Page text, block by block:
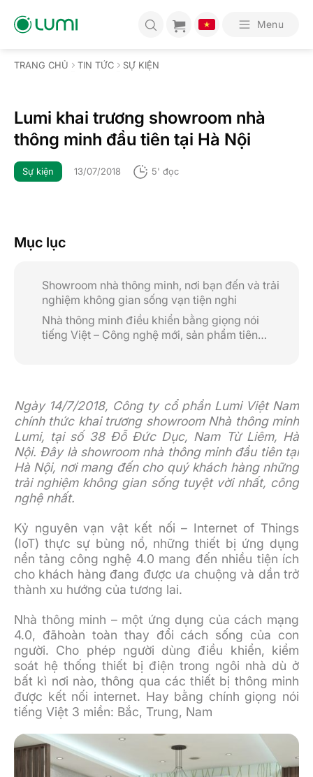
qua
Menu
TRANG CHỦ TIN TỨC SỰ KIỆN
Lumi khai trương showroom nhà
thông minh đầu tiên tại Hà Nội
Sự kiện 13/07/2018 5' đọc
Mục lục
Showroom nhà thông minh, nơi bạn đến và trải
nghiệm không gian sống vạn tiện nghi
Nhà thông minh điều khiển bằng giọng nói
tiếng Việt – Công nghệ mới, sản phẩm tiên
Ngày 14/7/2018, Công ty cổ phần Lumi Việt Nam
chính thức khai trương showroom Nhà thông minh
Lumi, tại số 38 Đỗ Đức Dục, Nam Từ Liêm, Hà
Nội. Đây là showroom nhà thông minh đầu tiên tại
Hà Nội, nơi mang đến cho quý khách hàng những
trải nghiệm không gian sống tuyệt vời nhất, công
nghệ nhất.
Kỷ nguyên vạn vật kết nối – Internet of Things
(IoT) thực sự bùng nổ, những thiết bị ứng dụng
nền tảng công nghệ 4.0 mang đến nhiều tiện ích
cho khách hàng đang được ưa chuộng và dần trở
thành xu hướng của tương lai.
Nhà thông minh – một ứng dụng của cách mạng
4.0, đãhoàn toàn thay đổi cách sống của con
người. Cho phép người dùng điều khiển, kiểm
soát hệ thống thiết bị điện trong ngôi nhà dù ở
bất kì nơi nào, thông qua các thiết bị thông minh
được kết nối internet. Hay bằng chính giọng nói
tiếng Việt 3 miền: Bắc, Trung, Nam